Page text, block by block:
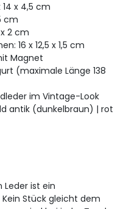
x 4,5 cm
cm
2 cm
16 x 12,5 x 1,5 cm
Magnet
(maximale Länge 138
im Vintage-Look
antik (dunkelbraun) | rot
Leder ist ein
Stück gleicht dem